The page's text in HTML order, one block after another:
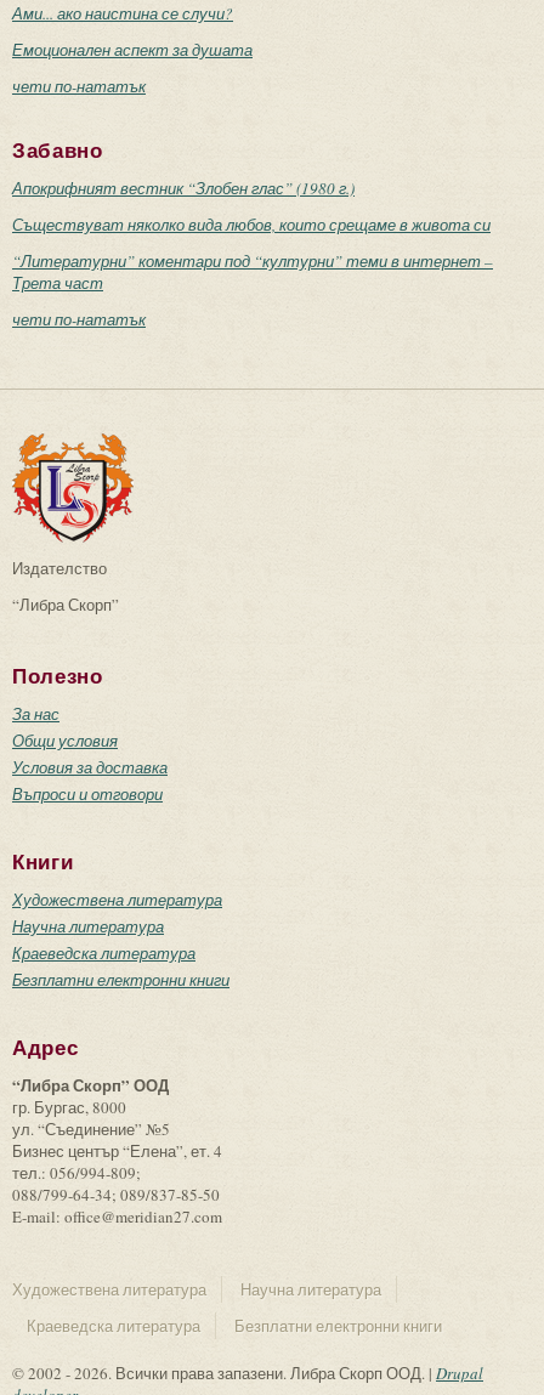
Ами... ако наистина се случи?
Емоционален аспект за душата
чети по-нататък
Забавно
Апокрифният вестник “Злобен глас” (1980 г.)
Съществуват няколко вида любов, които срещаме в живота си
“Литературни” коментари под “културни” теми в интернет –
Трета част
чети по-нататък
Издателство
“Либра Скорп”
Полезно
За нас
Общи условия
Условия за доставка
Въпроси и отговори
Книги
Художествена литература
Научна литература
Краеведска литература
Безплатни електронни книги
Адрес
“Либра Скорп” ООД
гр. Бургас, 8000
ул. “Съединение” №5
Бизнес център “Елена”, ет. 4
тел.: 056/994-809;
088/799-64-34; 089/837-85-50
E-mail: office@meridian27.com
Художествена литература
Научна литература
Краеведска литература
Безплатни електронни книги
© 2002 - 2026. Всички права запазени. Либра Скорп ООД. | Drupal